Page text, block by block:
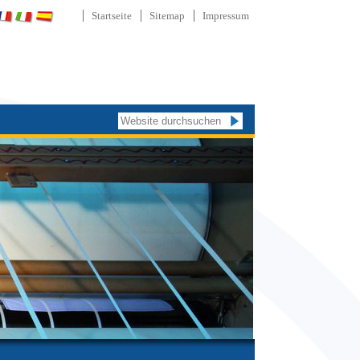
Startseite Sitemap Impressum
Website durchsuchen
Erweiterte
Suche…